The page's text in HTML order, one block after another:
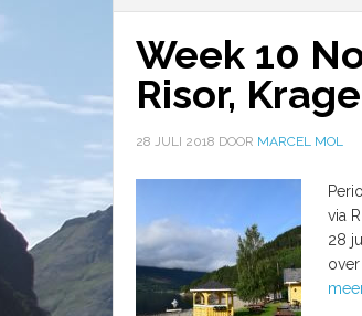
Week 10
Risor,
28 JULI 2018 DOOR MARCEL MOL
via
28